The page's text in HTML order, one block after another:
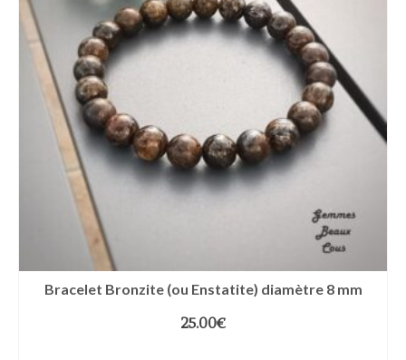
Bracelet Bronzite (ou Enstatite) diamètre 8 mm
25.00€